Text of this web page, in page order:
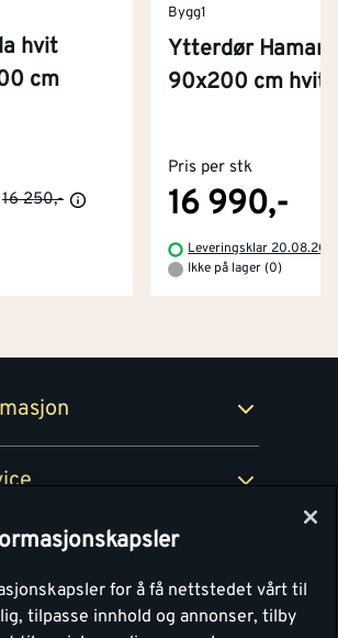
hvit
cm
16 250,-
Bygg1
Ytterdør Hamar
90x200 cm hvit
Pris per stk
16 990,-
Leveringsklar
Ikke på lager (0)
og åpningstider
for å få nettstedet vårt til
tilpasse innhold og annonser, tilby